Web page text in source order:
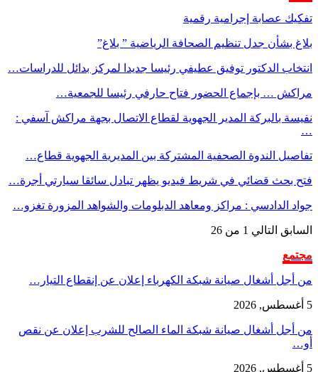
تفكيك عصابة إجرامية رقمية
بلاغ بشأن جدل تنظيم الصحافة الرياضية ” بلاغ”
انتخاب الدكتور توفيق عطيفي رئيسا جديدا لمركز بدائل للدراسات…
مراكش … بإجماع الحضور فتاح حارفي رئيسا للجمعية…
نفيسة بالبركة المدير الجهوية لقطاع الاتصال بجهة مراكش آسفي :
…
تفاصيل الندوة الصحفية المشتركة بين المديرية الجهوية قطاع…
فتح بحث قضائي في شريط فيديو يظهر تبادل سائقا سيارتي أجرة…
جواد الدادسي : مراكز ومعاهد الدبلومات والشواهد المزورة تغزو…
السابق التالي 1 من 26
مجتمع
من أجل أشغال صيانة شبكة الكهرباء إعلان عن إنقطاع التيار…
5 أغسطس, 2026
من أجل أشغال صيانة شبكة الماء الصالح للشرب إعلان عن نقص
أو…
5 أغسطس, 2026